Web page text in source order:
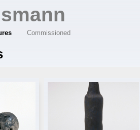
Commissioned